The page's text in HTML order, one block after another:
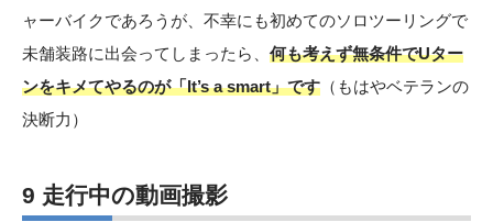
ャーバイクであろうが、不幸にも初めてのソロツーリングで
未舗装路に出会ってしまったら、 何も考えず無条件でUター
ンをキメてやるのが「It’s a smart」です （もはやベテランの
決断力）
9 走行中の動画撮影